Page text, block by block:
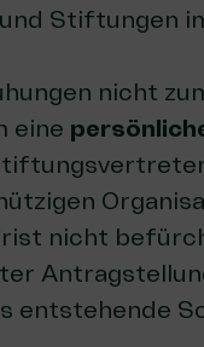
Stiftungen
nicht
eine
nicht
entstehende